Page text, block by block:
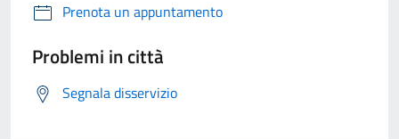
Prenota un appuntamento
Problemi in città
Segnala disservizio